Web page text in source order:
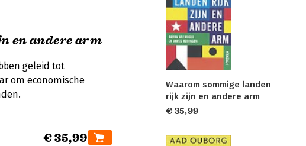
en andere arm
geleid tot
om economische
€ 35,99
Waarom sommige landen
rijk zijn en andere arm
€ 35,99